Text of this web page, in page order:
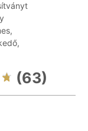
(63)